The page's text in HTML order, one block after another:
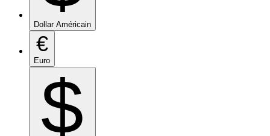
Dollar Américain
€
Euro
$